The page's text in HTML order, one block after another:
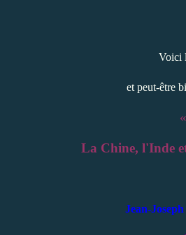
Voici
et peut-être
«
La Chine, l'Inde
Jean-